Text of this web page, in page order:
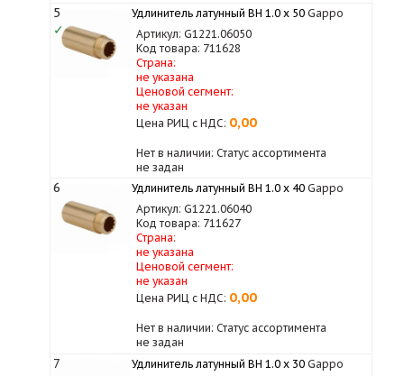
5
✓
Удлинитель латунный ВН 1.0 х 50Gappo
Артикул: G1221.06050
Код товара: 711628
Страна:
не указана
Ценовой сегмент:
не указан
Цена РИЦ с НДС: 0,00
Нет в наличии: Статус ассортимента
не задан
6 Удлинитель латунный ВН 1.0 х 40Gappo
Артикул: G1221.06040
Код товара: 711627
Страна:
не указана
Ценовой сегмент:
не указан
Цена РИЦ с НДС: 0,00
Нет в наличии: Статус ассортимента
не задан
7 Удлинитель латунный ВН 1.0 х 30Gappo